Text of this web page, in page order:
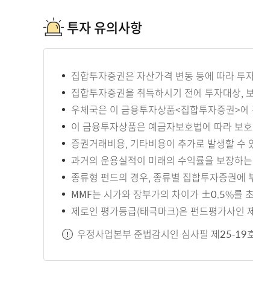
투자 유의사항
집합투자증권은 자산가격 변동 등에 따라
집합투자증권을 취득하시기 전에 투자대상,
우체국은 이 금융투자상품<집합투자증권>
이 금융투자상품은 예금자보호법에 따라 보
증권거래비용, 기타비용이 추가로 발생할 수
과거의 운용실적이 미래의 수익률을 보장하
종류형 펀드의 경우, 종류별 집합투자증권에
MMF는 시가와 장부가의 차이가 ±0.5%를
제로인 평가등급(태극마크)은 펀드평가사인
우정사업본부 준법감시인 심사필 제25-